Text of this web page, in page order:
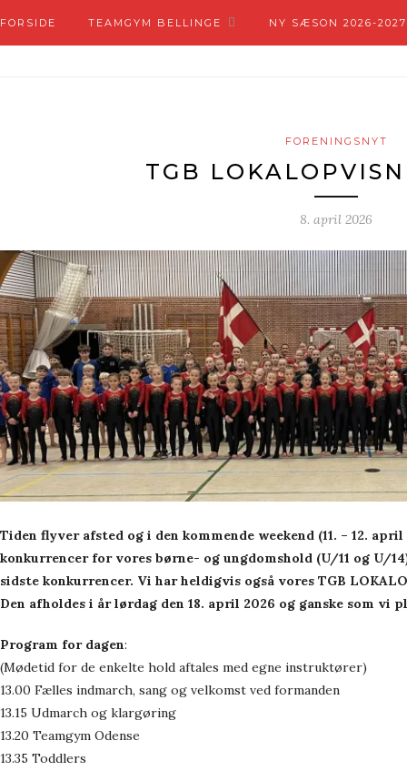
FORSIDE TEAMGYM BELLINGE NY SÆSON 2026-2027
FORENINGSNYT
TGB
8. april 2026
Tiden flyver afsted og i den kommende weekend (11. – 12.
konkurrencer for vores børne- og ungdomshold (U/11 og U/
sidste konkurrencer. Vi har heldigvis også vores TGB
Den afholdes i år lørdag den 18. april 2026 og ganske som vi
Program for dagen:
(Mødetid for de enkelte hold aftales med egne instruktører)
13.00 Fælles indmarch, sang og velkomst ved formanden
13.15 Udmarch og klargøring
13.20 Teamgym Odense
13.35 Toddlers